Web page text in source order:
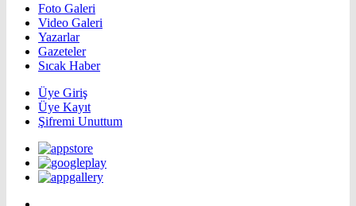
Foto Galeri
Video Galeri
Yazarlar
Gazeteler
Sıcak Haber
Üye Giriş
Üye Kayıt
Şifremi Unuttum